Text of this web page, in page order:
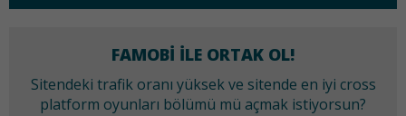
FAMOBI ILE ORTAK OL!
Sitendeki trafik oranı yüksek ve sitende en iyi cross
platform oyunları bölümü mü açmak istiyorsun?